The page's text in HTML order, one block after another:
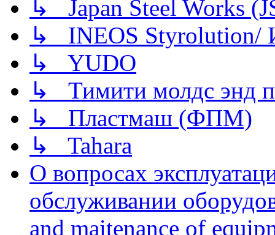
↳ Japan Steel Works
↳ INEOS
↳ YUDO
↳ Тимити молдс энд
↳ Пластмаш (ФПМ)
↳ Tahara
О вопросах
обслуживании
and maitenance of